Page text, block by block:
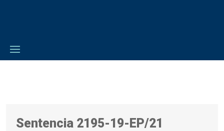
Sentencia 2195-19-EP/21